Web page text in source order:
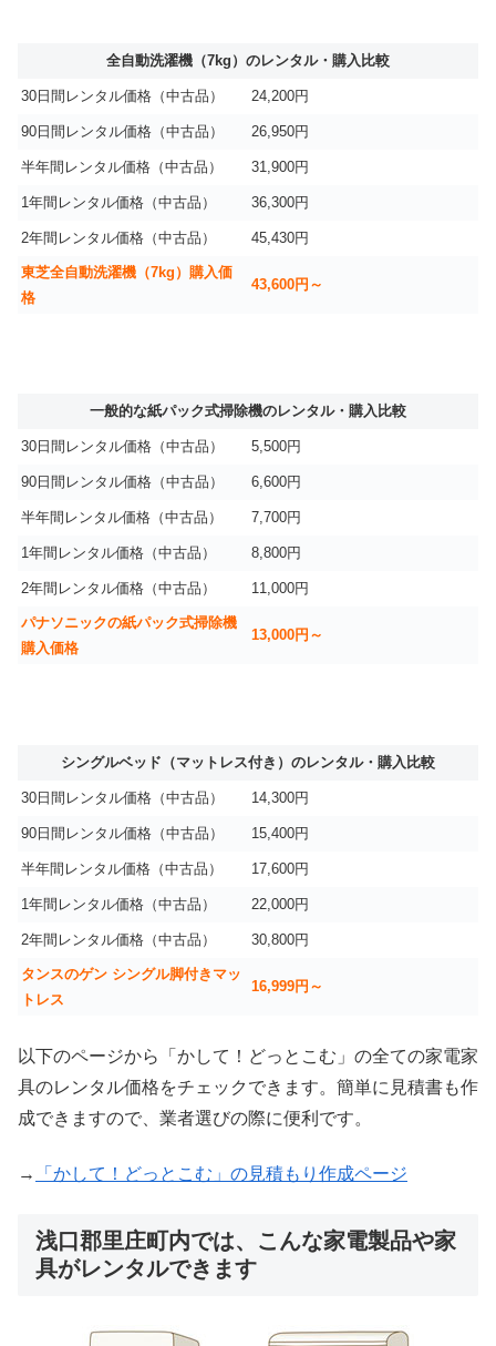
全自動洗濯機（7kg）のレンタル・購入比較
30日間レンタル価格（中古品） 24,200円
90日間レンタル価格（中古品） 26,950円
半年間レンタル価格（中古品） 31,900円
1年間レンタル価格（中古品） 36,300円
2年間レンタル価格（中古品） 45,430円
東芝全自動洗濯機（7kg）購入価
格
43,600円～
一般的な紙パック式掃除機のレンタル・購入比較
30日間レンタル価格（中古品） 5,500円
90日間レンタル価格（中古品） 6,600円
半年間レンタル価格（中古品） 7,700円
1年間レンタル価格（中古品） 8,800円
2年間レンタル価格（中古品） 11,000円
パナソニックの紙パック式掃除機
購入価格
13,000円～
シングルベッド（マットレス付き）のレンタル・購入比較
30日間レンタル価格（中古品） 14,300円
90日間レンタル価格（中古品） 15,400円
半年間レンタル価格（中古品） 17,600円
1年間レンタル価格（中古品） 22,000円
2年間レンタル価格（中古品） 30,800円
タンスのゲン シングル脚付きマッ
トレス
16,999円～
以下のページから「かして！どっとこむ」の全ての家電家
具のレンタル価格をチェックできます。簡単に見積書も作
成できますので、業者選びの際に便利です。
→ 「かして！どっとこむ」の見積もり作成ページ
浅口郡里庄町内では、こんな家電製品や家
具がレンタルできます